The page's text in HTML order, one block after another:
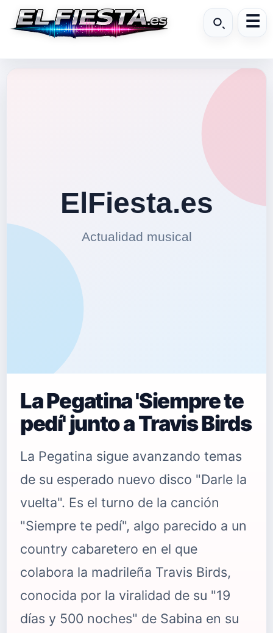
La Pegatina 'Siempre te
pedí' junto a Travis Birds
La Pegatina sigue avanzando temas
de su esperado nuevo disco "Darle la
vuelta". Es el turno de la canción
"Siempre te pedí", algo parecido a un
country cabaretero en el que
colabora la madrileña Travis Birds,
conocida por la viralidad de su "19
días y 500 noches" de Sabina en su